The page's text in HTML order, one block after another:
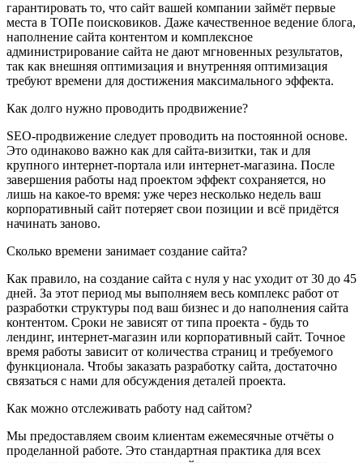
гарантировать то, что сайт вашей компании займёт первые
места в ТОПе поисковиков. Даже качественное ведение блога,
наполнение сайта контентом и комплексное
администрирование сайта не дают мгновенных результатов,
так как внешняя оптимизация и внутренняя оптимизация
требуют времени для достижения максимального эффекта.
Как долго нужно проводить продвижение?
SEO-продвижение следует проводить на постоянной основе.
Это одинаково важно как для сайта-визитки, так и для
крупного интернет-портала или интернет-магазина. После
завершения работы над проектом эффект сохраняется, но
лишь на какое-то время: уже через несколько недель ваш
корпоративный сайт потеряет свои позиции и всё придётся
начинать заново.
Сколько времени занимает создание сайта?
Как правило, на создание сайта с нуля у нас уходит от 30 до 45
дней. За этот период мы выполняем весь комплекс работ от
разработки структуры под ваш бизнес и до наполнения сайта
контентом. Сроки не зависят от типа проекта - будь то
лендинг, интернет-магазин или корпоративный сайт. Точное
время работы зависит от количества страниц и требуемого
функционала. Чтобы заказать разработку сайта, достаточно
связаться с нами для обсуждения деталей проекта.
Как можно отслеживать работу над сайтом?
Мы предоставляем своим клиентам ежемесячные отчёты о
проделанной работе. Это стандартная практика для всех